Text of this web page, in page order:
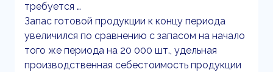
требуется …
Запас готовой продукции к концу периода
увеличился по сравнению с запасом на начало
того же периода на 20 000 шт., удельная
производственная себестоимость продукции